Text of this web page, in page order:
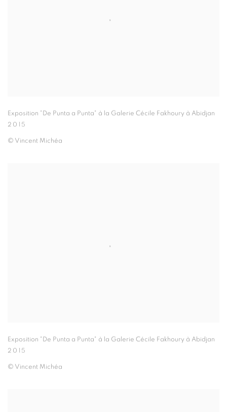
Exposition "De Punta a Punta" à la Galerie Cécile Fakhoury à Abidjan
2015
© Vincent Michéa
Exposition "De Punta a Punta" à la Galerie Cécile Fakhoury à Abidjan
2015
© Vincent Michéa